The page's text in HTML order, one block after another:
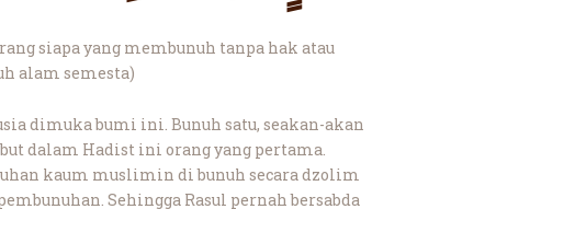
siapa yang membunuh tanpa hak atau
alam semesta)
dimuka bumi ini. Bunuh satu, seakan-akan
dalam Hadist ini orang yang pertama.
kaum muslimin di bunuh secara dzolim
Sehingga Rasul pernah bersabda